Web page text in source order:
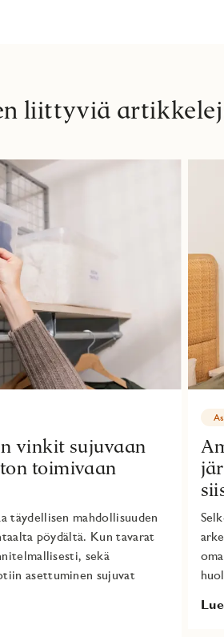
liittyviä
vinkit sujuvaan
toimivaan
mahdollisuuden
pöydältä. Kun tavarat
sekä
asettuminen sujuvat